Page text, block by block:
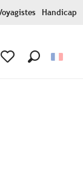
Handicap